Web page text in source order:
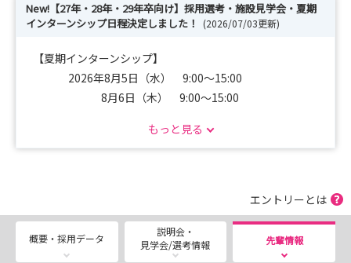
New!【27年・28年・29年卒向け】採用選考・施設見学会・夏期
インターンシップ日程決定しました！
(2026/07/03更新)
【夏期インターンシップ】
2026年8月5日（水） 9:00～15:00
8月6日（木） 9:00～15:00
9月19日（土） 10:00～15:30
【採用選考会】
2026年 7月18日（土） 9:00～16:00(新卒・既
もっと見る
エントリーとは
概要・採用データ
説明会・
見学会/選考情報
先輩情報